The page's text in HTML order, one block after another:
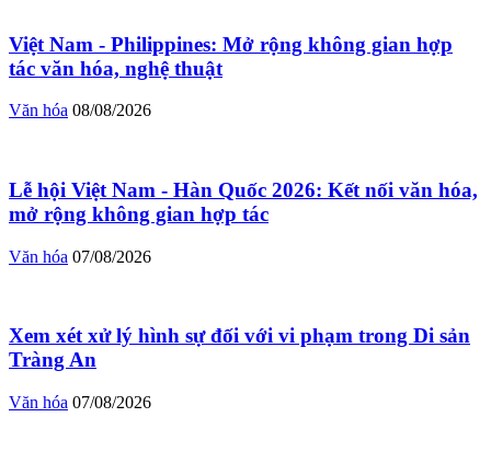
Việt Nam - Philippines: Mở rộng không gian hợp
tác văn hóa, nghệ thuật
Văn hóa 08/08/2026
Lễ hội Việt Nam - Hàn Quốc 2026: Kết nối văn hóa,
mở rộng không gian hợp tác
Văn hóa 07/08/2026
Xem xét xử lý hình sự đối với vi phạm trong Di sản
Tràng An
Văn hóa 07/08/2026